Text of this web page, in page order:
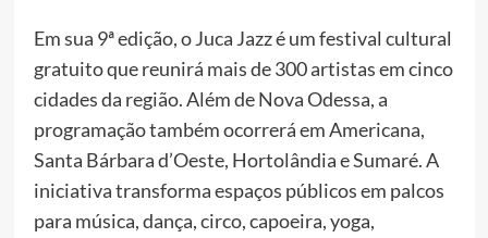
Em sua 9ª edição, o Juca Jazz é um festival cultural
gratuito que reunirá mais de 300 artistas em cinco
cidades da região. Além de Nova Odessa, a
programação também ocorrerá em Americana,
Santa Bárbara d’Oeste, Hortolândia e Sumaré. A
iniciativa transforma espaços públicos em palcos
para música, dança, circo, capoeira, yoga,